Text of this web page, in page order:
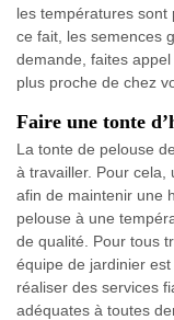
les températures
ce fait, les semences
demande, faites
plus proche de chez
Faire une tonte
La tonte de pelouse
à travailler. Pour cela,
afin de maintenir une
pelouse à une
de qualité. Pour tous
équipe de jardinier
réaliser des services
adéquates à toutes